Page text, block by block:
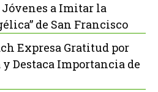
a Imitar la
de San Francisco
Expresa Gratitud por
Destaca Importancia de